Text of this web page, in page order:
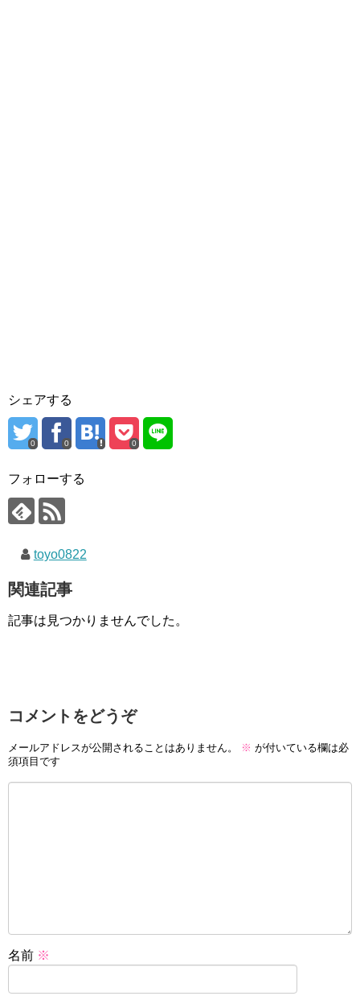
シェアする
0 0 0
フォローする
toyo0822
関連記事
記事は見つかりませんでした。
コメントをどうぞ
メールアドレスが公開されることはありません。 ※ が付いている欄は必
須項目です
名前 ※